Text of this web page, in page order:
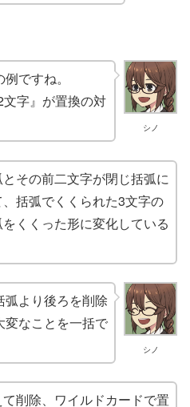
シノ
ですね。
文字』が置換の対
その前二文字が閉じ括弧に
括弧でくくられた3文字の
くくった形に変化している
シノ
弧より後ろを削除
変なことを一括で
削除、ワイルドカードで置